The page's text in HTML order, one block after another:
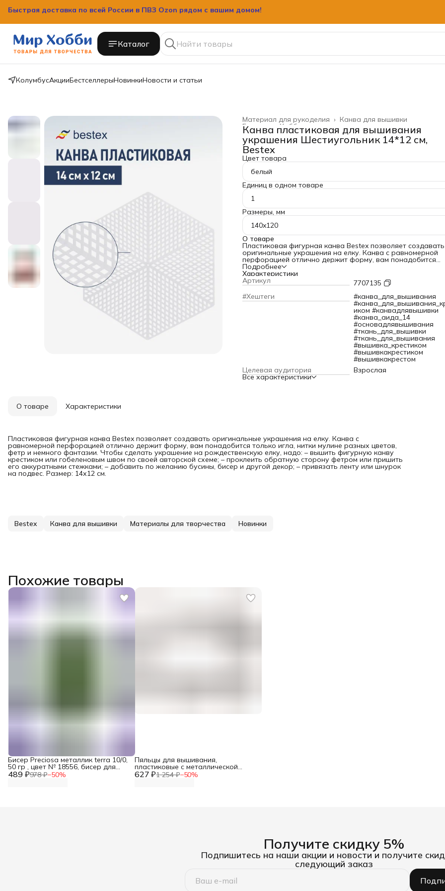
Быстрая доставка по всей России в ПВЗ Ozon рядом с вашим домом!
Каталог
КолумбусАкцииБестселлерыНовинкиНовости и статьи
Канва для вышивки
Материал для рукоделия ›
Хобби и творчество ›
Главная
Канва пластиковая для вышивания
украшения Шестиугольник 14*12 см,
Bestex
Цвет товара
белый
Единиц в одном товаре
1
Размеры, мм
140x120
О товаре
Пластиковая фигурная канва Bestex позволяет создавать
оригинальные украшения на елку. Канва с равномерной
перфорацией отлично держит форму, вам понадобится
только игла, нитки мулине разных цветов, фетр и немного
фантазии. Чтобы сделать украшение на рождественскую
надо: – вышить фигурную канву крестиком или
швом по своей авторской схеме; – проклеить обратную
сторону фетром или пришить его аккуратными стежками; –
добавить по желанию бусины, бисер и другой декор; –
привязать ленту или шнурок на подвес. Размер: 14х12 см.
Подробнее
Характеристики
Артикул
7707135
#Хештеги
#канва_для_вышивания
иком #канвадлявышивки
#канва_аида_14
#основадлявышивания
#ткань_для_вышивки
#ткань_для_вышивания
#вышивка_крестиком
#вышивкакрестиком
#вышивкакрестом
Целевая аудитория
Взрослая
Все характеристики
О товаре Характеристики
Пластиковая фигурная канва Bestex позволяет создавать оригинальные украшения на елку. Канва с
равномерной перфорацией отлично держит форму, вам понадобится только игла, нитки мулине разных цветов,
фетр и немного фантазии. Чтобы сделать украшение на рождественскую елку, надо: – вышить фигурную канву
крестиком или гобеленовым швом по своей авторской схеме; – проклеить обратную сторону фетром или пришить
его аккуратными стежками; – добавить по желанию бусины, бисер и другой декор; – привязать ленту или шнурок
на подвес. Размер: 14х12 см.
Bestex Канва для вышивки Материалы для творчества Новинки
Похожие товары
489 ₽978 ₽−50%
Бисер Preciosa металлик terra 10/0,
50 гр , цвет № 18556, бисер для
рукоделия плетения вышивания 627 ₽1 254 ₽−50%
Пяльцы для вышивания,
пластиковые с металлической
застежкой, 12,6 см, цвет черный,
Получите скидку 5%
Подпишитесь на наши акции и новости и получите
следующий заказ